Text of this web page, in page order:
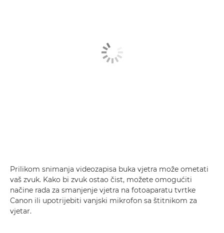
Prilikom snimanja videozapisa buka vjetra može ometati
vaš zvuk. Kako bi zvuk ostao čist, možete omogućiti
načine rada za smanjenje vjetra na fotoaparatu tvrtke
Canon ili upotrijebiti vanjski mikrofon sa štitnikom za
vjetar.